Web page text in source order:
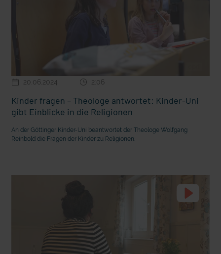
20.06.2024 2:06
Kinder fragen – Theologe antwortet: Kinder-Uni
gibt Einblicke in die Religionen
An der Göttinger Kinder-Uni beantwortet der Theologe Wolfgang
Reinbold die Fragen der Kinder zu Religionen.